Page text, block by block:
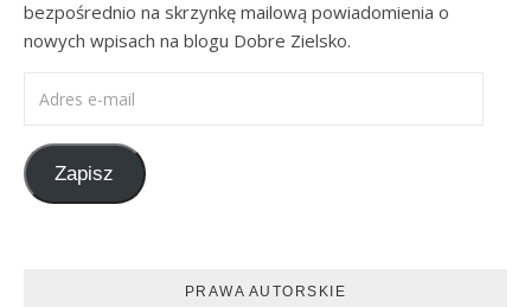
bezpośrednio na skrzynkę mailową powiadomienia o
nowych wpisach na blogu Dobre Zielsko.
Zapisz
PRAWA AUTORSKIE